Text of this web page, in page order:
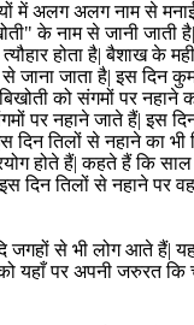
में अलग अलग नाम से मनाई
के नाम से जानी जाती
होता है| बैशाख के
जाना जाता है| इस दिन
को संगमों पर नहाने
पर नहाने जाते हैं| इस
दिन तिलों से नहाने का भी
होते हैं| कहते हैं कि साल
दिन तिलों से नहाने पर
से भी लोग आते हैं| यह
यहाँ पर अपनी जरुरत कि